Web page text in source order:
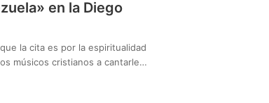
en la Diego
la cita es por la espiritualidad
músicos cristianos a cantarle…